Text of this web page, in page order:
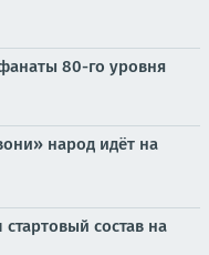
80-го уровня
народ идёт на
состав на